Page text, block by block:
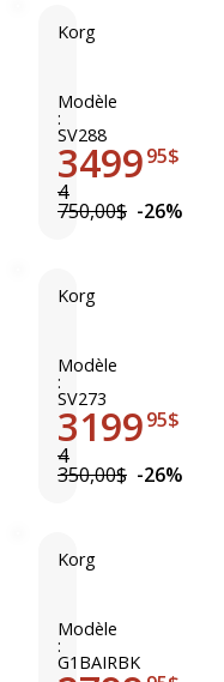
7
Korg
r
g
S
V
-
8
Modèle
:
SV288
349995$
4
750,00$ -26%
Korg
r
g
S
V
-
3
Modèle
:
SV273
319995$
4
350,00$ -26%
Korg
r
g
Modèle
:
G1BAIRBK